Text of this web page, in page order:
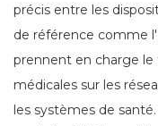
précis entre les
de référence comme
prennent en charge le
médicales sur les
les systèmes de